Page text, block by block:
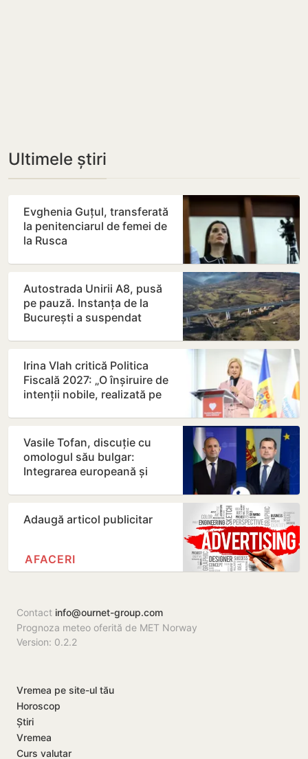
Ultimele știri
Evghenia Guțul, transferată
la penitenciarul de femei de
la Rusca
Autostrada Unirii A8, pusă
pe pauză. Instanța de la
București a suspendat
Irina Vlah critică Politica
Fiscală 2027: „O înșiruire de
intenții nobile, realizată pe
Vasile Tofan, discuție cu
omologul său bulgar:
Integrarea europeană și
Adaugă articol publicitar
AFACERI
Contact info@ournet-group.com
Prognoza meteo oferită de MET Norway
Version: 0.2.2
Vremea pe site-ul tău
Horoscop
Știri
Vremea
Curs valutar